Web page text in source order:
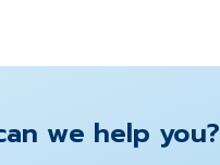
we help you?